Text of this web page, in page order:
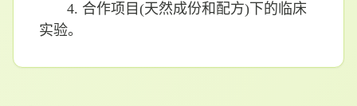
4. 合作项目(天然成份和配方)下的临床
实验。